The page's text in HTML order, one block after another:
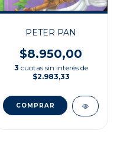
PETER PAN
$8.950,00
3 cuotas sin interés de
$2.983,33